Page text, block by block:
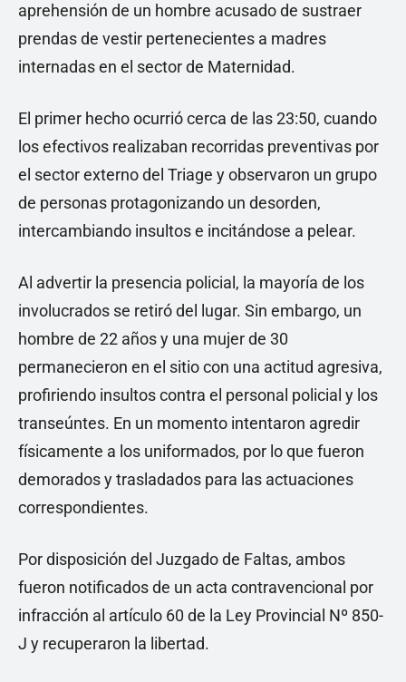
aprehensión de un hombre acusado de sustraer
prendas de vestir pertenecientes a madres
internadas en el sector de Maternidad.
El primer hecho ocurrió cerca de las 23:50, cuando
los efectivos realizaban recorridas preventivas por
el sector externo del Triage y observaron un grupo
de personas protagonizando un desorden,
intercambiando insultos e incitándose a pelear.
Al advertir la presencia policial, la mayoría de los
involucrados se retiró del lugar. Sin embargo, un
hombre de 22 años y una mujer de 30
permanecieron en el sitio con una actitud agresiva,
profiriendo insultos contra el personal policial y los
transeúntes. En un momento intentaron agredir
físicamente a los uniformados, por lo que fueron
demorados y trasladados para las actuaciones
correspondientes.
Por disposición del Juzgado de Faltas, ambos
fueron notificados de un acta contravencional por
infracción al artículo 60 de la Ley Provincial Nº 850-
J y recuperaron la libertad.